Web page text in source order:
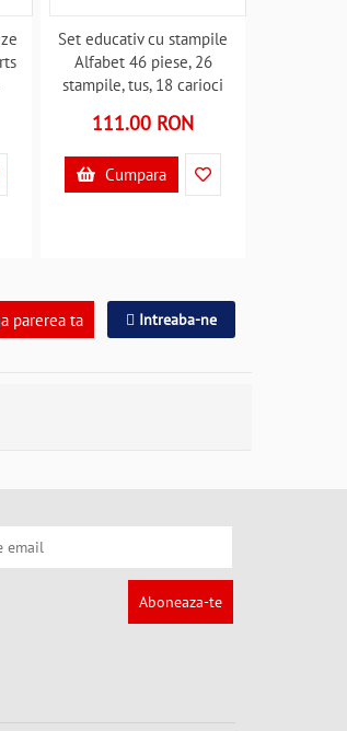
Set educativ cu stampile
Alfabet 46 piese, 26
stampile, tus, 18 carioci
B39017617
111.00 RON
Cumpara
parerea ta Intreaba-ne
Aboneaza-te